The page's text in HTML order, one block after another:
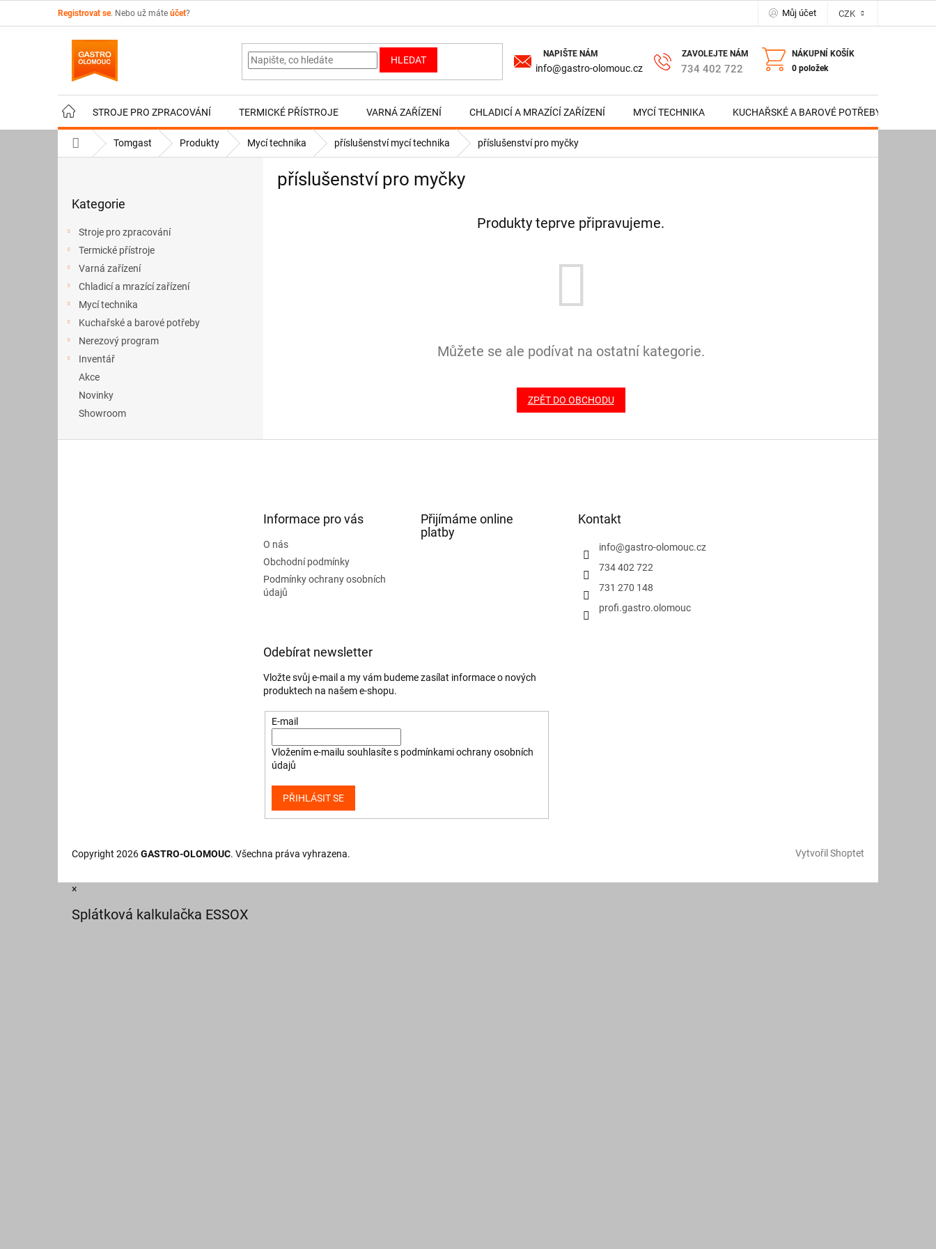
Registrovat se. Nebo už máte účet? Můj účet CZK
HLEDAT
info@gastro-olomouc.cz 734 402 722
NÁKUPNÍ KOŠÍK
0 položek
STROJE PRO ZPRACOVÁNÍ TERMICKÉ PŘÍSTROJE VARNÁ ZAŘÍZENÍ CHLADICÍ A MRAZÍCÍ ZAŘÍZENÍ MYCÍ TECHNIKA KUCHAŘSKÉ A BAROVÉ POTŘEBY
Domů Tomgast Produkty Mycí technika příslušenství mycí technika příslušenství pro myčky
kategorie
Kategorie
Stroje pro zpracování
Termické přístroje
Varná zařízení
Chladicí a mrazící zařízení
Mycí technika
Kuchařské a barové potřeby
Nerezový program
Inventář
Akce
Novinky
Showroom
příslušenství pro myčky
Produkty teprve připravujeme.
Můžete se ale podívat na ostatní kategorie.
ZPĚT DO OBCHODU
Informace pro vás
O nás
Obchodní podmínky
Podmínky ochrany osobních
údajů
Přijímáme online
platby
Kontakt
info@gastro-olomouc.cz
734 402 722
731 270 148
profi.gastro.olomouc
Odebírat newsletter
Vložte svůj e-mail a my vám budeme zasílat informace o nových
produktech na našem e-shopu.
E-mail
Vložením e-mailu souhlasíte s podmínkami ochrany osobních
údajů
PŘIHLÁSIT SE
Vytvořil Shoptet
Copyright 2026GASTRO-OLOMOUC. Všechna práva vyhrazena.
×
Splátková kalkulačka ESSOX